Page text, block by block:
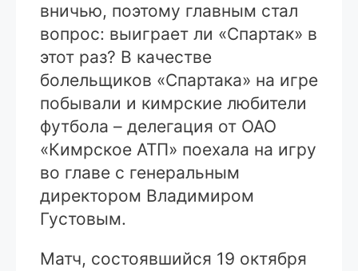
вничью, поэтому главным стал
вопрос: выиграет ли «Спартак» в
этот раз? В качестве
болельщиков «Спартака» на игре
побывали и кимрские любители
футбола – делегация от ОАО
«Кимрское АТП» поехала на игру
во главе с генеральным
директором Владимиром
Густовым.
Матч, состоявшийся 19 октября